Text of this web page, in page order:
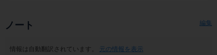
ノート 編集
情報は自動翻訳されています。 元の情報を表示